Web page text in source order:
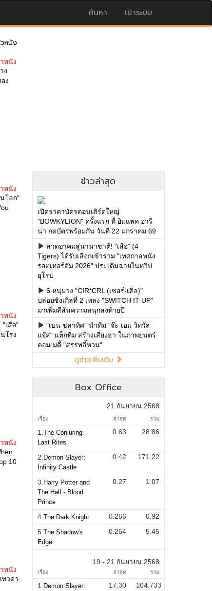
ค้นหา เข้าระบบ
หนัง
ง
ง
หนัง
โลก"
หนัง
เสือ"
โรง
หนัง
10
หนัง
ทวดา
หนัง
ข่าวล่าสุด
เปิดราคาบัตรคอนเสิร์ตใหญ่
"BOWKYLION" ครั้งแรก ที่ อิมแพค อารี
น่า กดบัตรพร้อมกัน วันที่ 22 มกราคม 69
สาดอาคมสู่นานาชาติ! "เสือ" (4
Tigers) ได้รับเลือกเข้าร่วม "เทศกาลหนัง
รอตเทอร์ดัม 2026" ประเดิมฉายในทวีป
ยุโรป
6 หนุ่มวง "CIR*CRL (เซอร์-เคิ่ล)"
ปล่อยซิงเกิลที่ 2 เพลง "SWITCH IT UP"
มาเพิ่มสีสันความสนุกส่งท้ายปี
"เบน ชลาทิศ" นำทีม "จ๊ะ-เอม วิทวัส-
แจ๊ส" แท็กทีม สร้างเสียงฮา ในภาพยนตร์
คอมเมดี้ "สรรพลี้หวน"
ดูข่าวเพิ่มเติม
Box Office
21 กันยายน 2568
เรื่อง ล่าสุด รวม
1. The Conjuring:
Last Rites
0.63 28.86
2. Demon Slayer:
Infinity Castle
0.42 171.22
3. Harry Potter and
The Half - Blood
Prince
0.27 1.07
4. The Dark Knight 0.266
0.92
5. The Shadow's
Edge
0.264 5.45
19 - 21 กันยายน 2568
เรื่อง ล่าสุด รวม
1. Demon Slayer:
17.30 104.733